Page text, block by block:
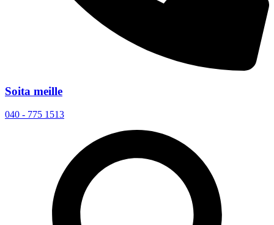
Soita meille
040 - 775 1513